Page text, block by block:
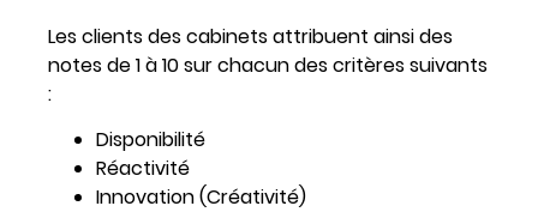
Les clients des cabinets attribuent ainsi des
notes de 1 à 10 sur chacun des critères suivants
:
Disponibilité
Réactivité
Innovation (Créativité)